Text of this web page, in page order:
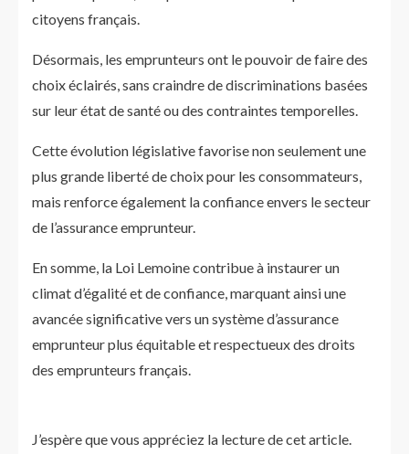
citoyens français.
Désormais, les emprunteurs ont le pouvoir de faire des
choix éclairés, sans craindre de discriminations basées
sur leur état de santé ou des contraintes temporelles.
Cette évolution législative favorise non seulement une
plus grande liberté de choix pour les consommateurs,
mais renforce également la confiance envers le secteur
de l’assurance emprunteur.
En somme, la Loi Lemoine contribue à instaurer un
climat d’égalité et de confiance, marquant ainsi une
avancée significative vers un système d’assurance
emprunteur plus équitable et respectueux des droits
des emprunteurs français.
J’espère que vous appréciez la lecture de cet article.